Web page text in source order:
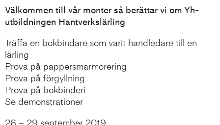
Välkommen till vår monter så berättar vi om Yh-
utbildningen Hantverkslärling
Träffa en bokbindare som varit handledare till en
lärling
Prova på pappersmarmorering
Prova på förgyllning
Prova på bokbinderi
Se demonstrationer